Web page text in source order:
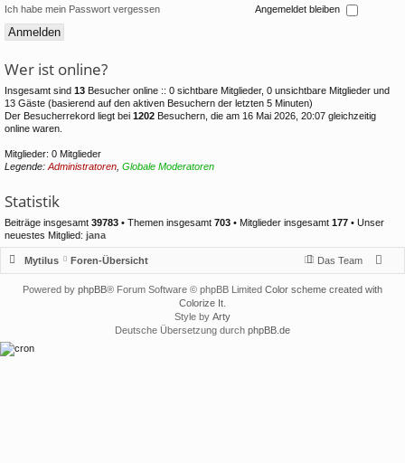
Ich habe mein Passwort vergessen Angemeldet bleiben
Wer ist online?
Insgesamt sind 13 Besucher online :: 0 sichtbare Mitglieder, 0 unsichtbare Mitglieder und
13 Gäste (basierend auf den aktiven Besuchern der letzten 5 Minuten)
Der Besucherrekord liegt bei 1202 Besuchern, die am 16 Mai 2026, 20:07 gleichzeitig
online waren.
Mitglieder: 0 Mitglieder
Legende: Administratoren Globale Moderatoren
Statistik
Beiträge insgesamt 39783 • Themen insgesamt 703 • Mitglieder insgesamt 177 • Unser
neuestes Mitglied: jana
Mytilus Foren-Übersicht Das Team
Powered by phpBB® Forum Software © phpBB Limited Color scheme created with
Colorize It
Style by Arty
Deutsche Übersetzung durch phpBB.de